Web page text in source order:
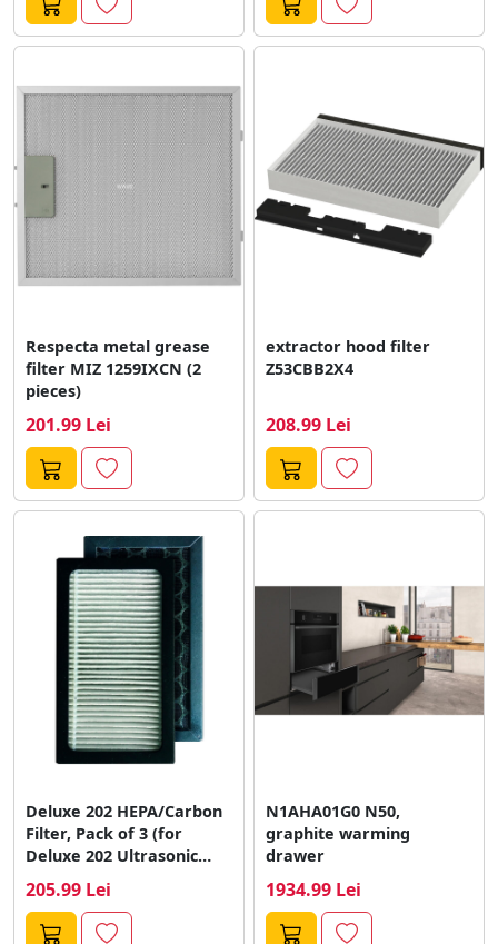
Respecta metal grease
filter MIZ 1259IXCN (2
pieces)
201.99 Lei
extractor hood filter
Z53CBB2X4
208.99 Lei
Deluxe 202 HEPA/Carbon
Filter, Pack of 3 (for
Deluxe 202 Ultrasonic
205.99 Lei
N1AHA01G0 N50,
graphite warming
drawer
1934.99 Lei